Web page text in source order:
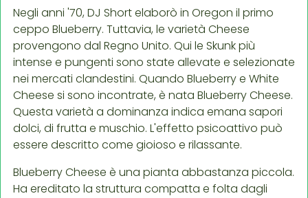
Negli anni '70, DJ Short elaborò in Oregon il primo
ceppo Blueberry. Tuttavia, le varietà Cheese
provengono dal Regno Unito. Qui le Skunk più
intense e pungenti sono state allevate e selezionate
nei mercati clandestini. Quando Blueberry e White
Cheese si sono incontrate, è nata Blueberry Cheese.
Questa varietà a dominanza indica emana sapori
dolci, di frutta e muschio. L'effetto psicoattivo può
essere descritto come gioioso e rilassante.
Blueberry Cheese è una pianta abbastanza piccola.
Ha ereditato la struttura compatta e folta dagli